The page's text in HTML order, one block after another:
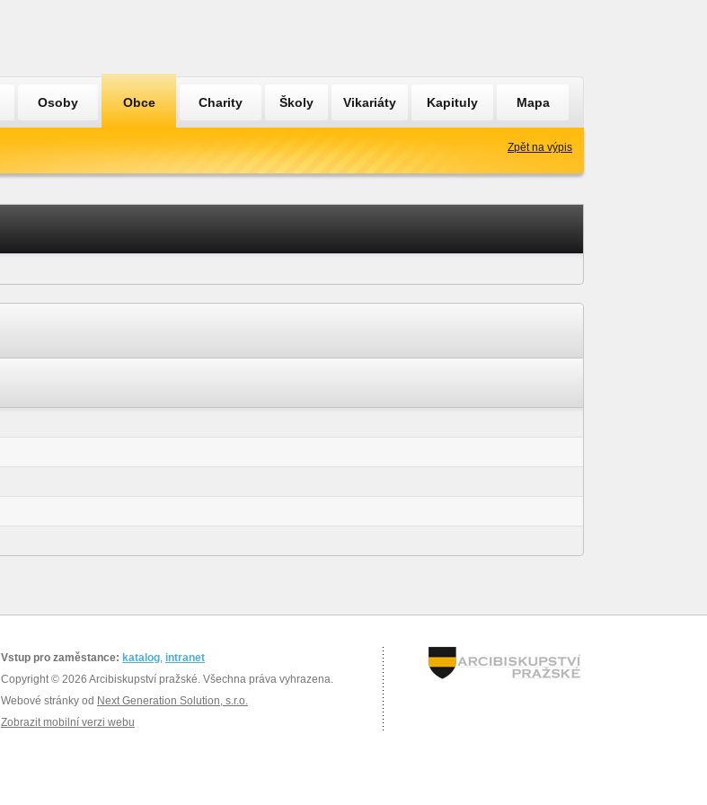
Osoby Obce Charity Školy Vikariáty Kapituly Mapa
Zpět na výpis
Vstup pro zaměstance: katalog, intranet
Copyright © 2026 Arcibiskupství pražské. Všechna práva vyhrazena.
Webové stránky od Next Generation Solution, s.r.o.
Zobrazit mobilní verzi webu